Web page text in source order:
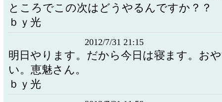
ところでこの次はどうやるんですか？？
ｂｙ光
2012/7/31 21:15
明日やります。だから今日は寝ます。お
い。恵魅さん。
ｂｙ光